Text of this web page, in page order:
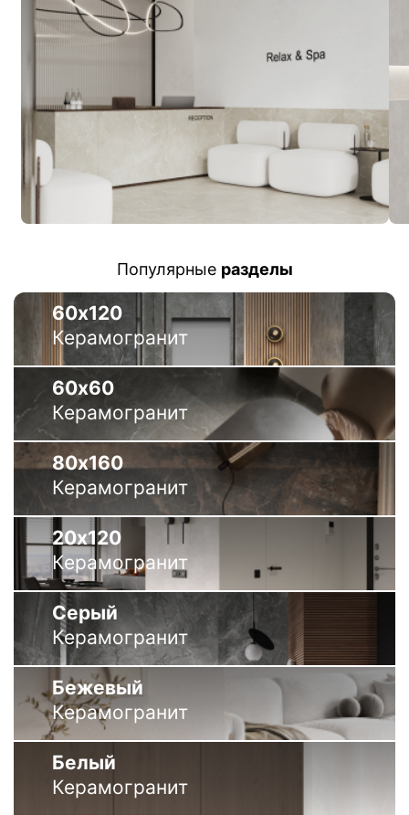
Популярные разделы
60х120
Керамогранит
60х60
Керамогранит
80х160
Керамогранит
20х120
Керамогранит
Серый
Керамогранит
Бежевый
Керамогранит
Белый
Керамогранит